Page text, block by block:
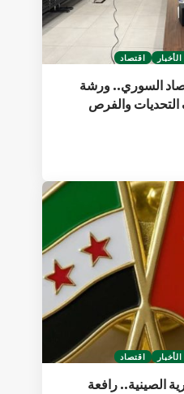
اقتصاد
السوري.. ورشة
والفرص
اقتصاد
الصينية.. رافعة